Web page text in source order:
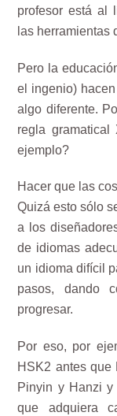
profesor está al
las herramientas
Pero la
el ingenio)
algo diferente.
regla
ejemplo?
Hacer que las
Quizá esto sólo
a los
de idiomas
un idioma difícil
pasos, dando
progresar.
Por eso, por
HSK2 antes que
Pinyin y Hanzi
que adquiera